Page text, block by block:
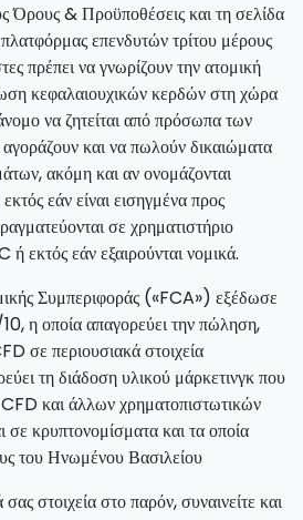
Όρους & Προϋποθέσεις και τη σελίδα
επενδυτών τρίτου μέρους
πρέπει να γνωρίζουν την ατομική
κεφαλαιουχικών κερδών στη χώρα
να ζητείται από πρόσωπα των
και να πωλούν δικαιώματα
ακόμη και αν ονομάζονται
εάν είναι εισηγμένα προς
σε χρηματιστήριο
εκτός εάν εξαιρούνται νομικά.
Συμπεριφοράς («FCA») εξέδωσε
η οποία απαγορεύει την πώληση,
σε περιουσιακά στοιχεία
τη διάδοση υλικού μάρκετινγκ που
CFD και άλλων χρηματοπιστωτικών
σε κρυπτονομίσματα και τα οποία
του Ηνωμένου Βασιλείου
στοιχεία στο παρόν, συναινείτε και